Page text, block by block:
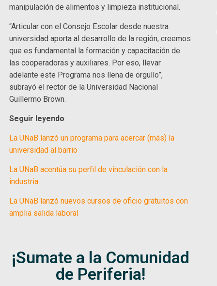
manipulación de alimentos y limpieza institucional.
“Articular con el Consejo Escolar desde nuestra
universidad aporta al desarrollo de la región, creemos
que es fundamental la formación y capacitación de
las cooperadoras y auxiliares. Por eso, llevar
adelante este Programa nos llena de orgullo”,
subrayó el rector de la Universidad Nacional
Guillermo Brown.
Seguir leyendo:
La UNaB lanzó un programa para acercar (más) la
universidad al barrio
La UNaB acentúa su perfil de vinculación con la
industria
La UNaB lanzó nuevos cursos de oficio gratuitos con
amplia salida laboral
¡Sumate a la Comunidad
de Periferia!